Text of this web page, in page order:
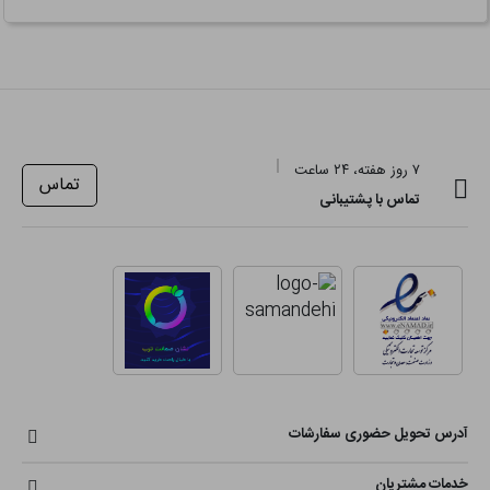
۷ روز هفته، ۲۴ ساعت
تماس با پشتیبانی
تماس
آدرس تحویل حضوری سفارشات
خدمات مشتریان